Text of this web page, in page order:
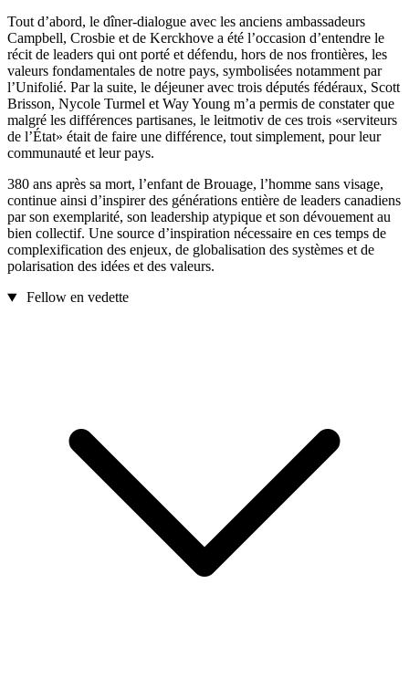
Tout d’abord, le dîner-dialogue avec les anciens ambassadeurs
Campbell, Crosbie et de Kerckhove a été l’occasion d’entendre le
récit de leaders qui ont porté et défendu, hors de nos frontières, les
valeurs fondamentales de notre pays, symbolisées notamment par
l’Unifolié. Par la suite, le déjeuner avec trois députés fédéraux, Scott
Brisson, Nycole Turmel et Way Young m’a permis de constater que
malgré les différences partisanes, le leitmotiv de ces trois «serviteurs
de l’État» était de faire une différence, tout simplement, pour leur
communauté et leur pays.
380 ans après sa mort, l’enfant de Brouage, l’homme sans visage,
continue ainsi d’inspirer des générations entière de leaders canadiens
par son exemplarité, son leadership atypique et son dévouement au
bien collectif. Une source d’inspiration nécessaire en ces temps de
complexification des enjeux, de globalisation des systèmes et de
polarisation des idées et des valeurs.
Fellow en vedette